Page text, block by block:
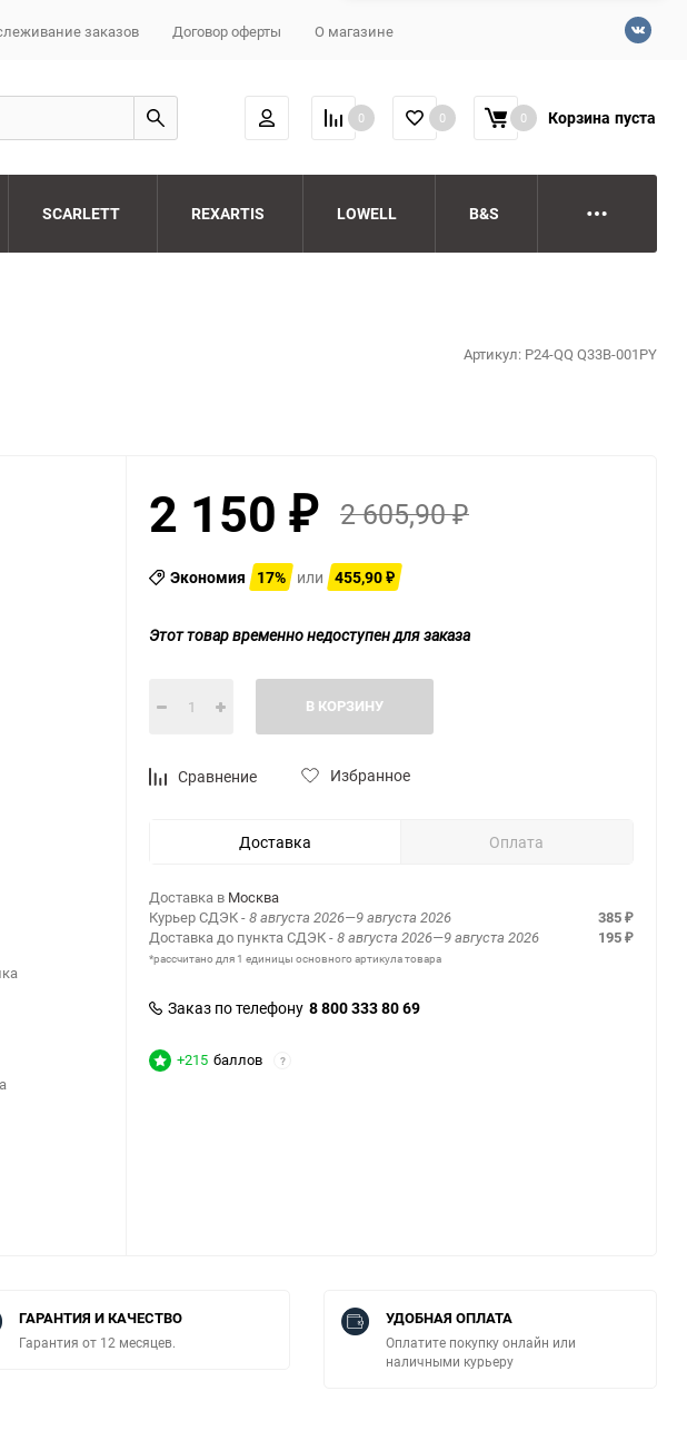
заказов Договор оферты О магазине
0 0 0 Корзина пуста
SCARLETT REXARTIS LOWELL B&S
Артикул: P24-QQ Q33B-001PY
2 150 ₽ 2 605,90₽
Экономия 17% или 455,90 ₽
Этот товар временно недоступен для заказа
В КОРЗИНУ
Сравнение Избранное
Доставка Оплата
Доставка в Москва
Курьер СДЭК- 8 августа 2026—9 августа 2026 385 ₽
Доставка до пункта СДЭК- 8 августа 2026—9 августа 2026 195 ₽
*рассчитано для 1 единицы основного артикула товара
Заказ по телефону 8 800 333 80 69
+215 баллов ?
ГАРАНТИЯ И КАЧЕСТВО
Гарантия от 12 месяцев.
УДОБНАЯ ОПЛАТА
Оплатите покупку онлайн или
наличными курьеру